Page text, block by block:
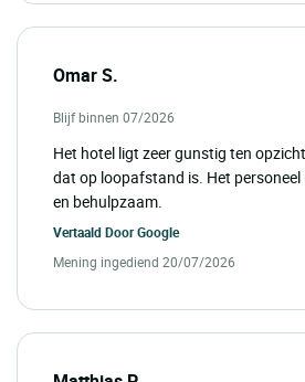
Omar S.
Blijf binnen 07/2026
Het hotel ligt zeer gunstig ten
dat op loopafstand is. Het personeel
en behulpzaam.
Vertaald DoorGoogle
Mening ingediend 20/07/2026